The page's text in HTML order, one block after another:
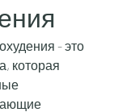
- это
которая